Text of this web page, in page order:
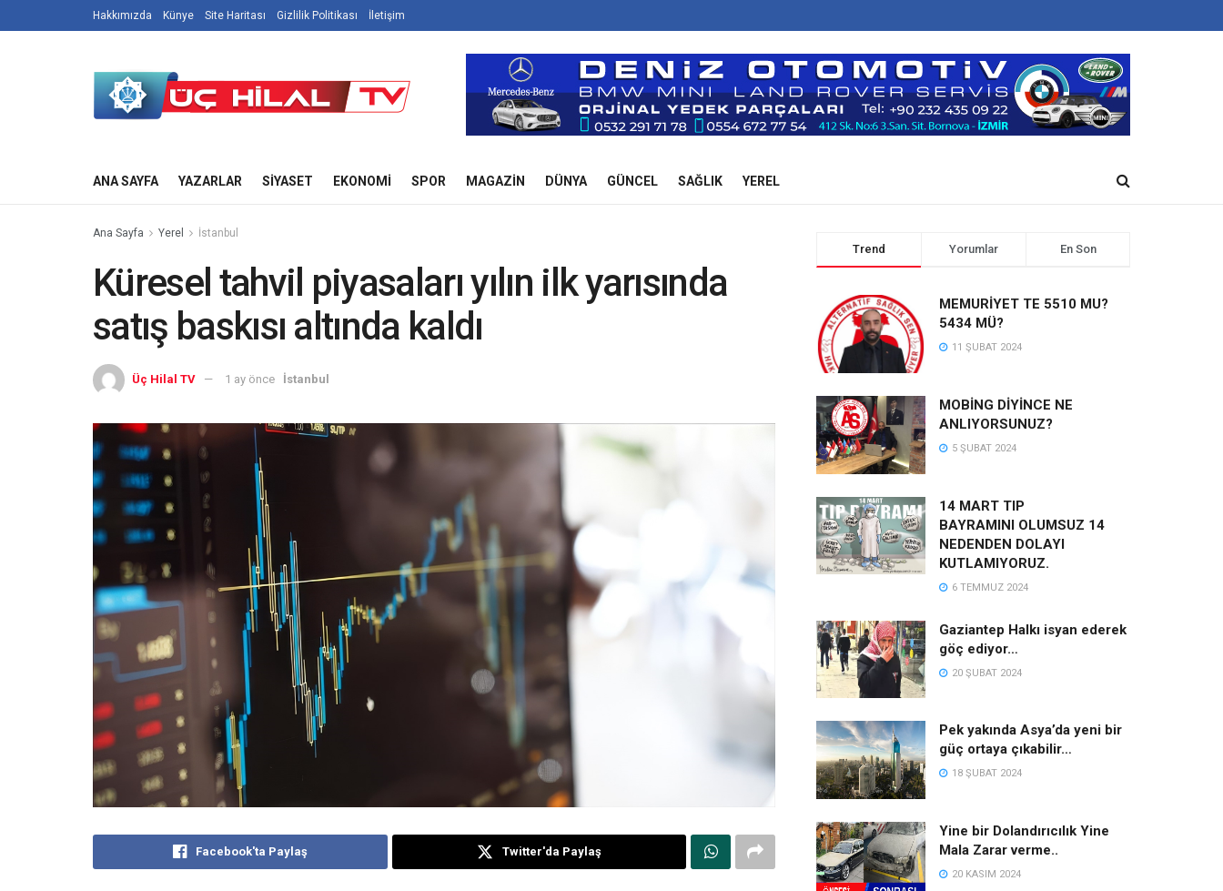
Hakkımızda Künye Site Haritası Gizlilik Politikası İletişim
ANA SAYFA YAZARLAR SIYASET EKONOMI SPOR MAGAZIN DÜNYA GÜNCEL SAĞLIK YEREL
Ana Sayfa Yerel İstanbul
Küresel tahvil piyasaları yılın ilk yarısında
satış baskısı altında kaldı
Üç Hilal TV 1 ay önce İstanbul
Facebook'ta Paylaş Twitter'da Paylaş
Trend Yorumlar En Son
MEMURİYET TE 5510 MU?
5434 MÜ?
11 ŞUBAT 2024
MOBİNG DİYİNCE NE
ANLIYORSUNUZ?
5 ŞUBAT 2024
14 MART TIP
BAYRAMINI OLUMSUZ 14
NEDENDEN DOLAYI
KUTLAMIYORUZ.
6 TEMMUZ 2024
Gaziantep Halkı isyan ederek
göç ediyor…
20 ŞUBAT 2024
Pek yakında Asya’da yeni bir
güç ortaya çıkabilir…
18 ŞUBAT 2024
Yine bir Dolandırıcılık Yine
Mala Zarar verme..
20 KASIM 2024